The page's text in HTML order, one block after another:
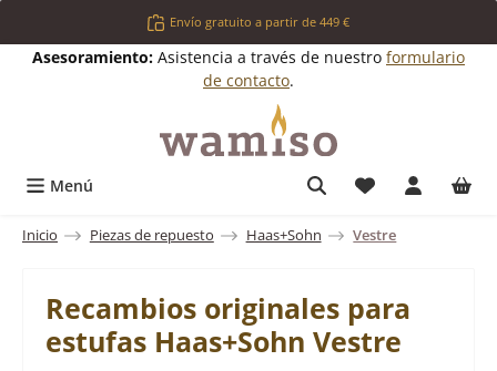
Saltar al contenido principalEnvío gratuito a partir de 449 €
Asesoramiento: Asistencia a través de nuestro formulario
de contacto.
Menú Tienes 0
Inicio Piezas de repuesto Haas+Sohn Vestre
Recambios originales para
estufas Haas+Sohn Vestre